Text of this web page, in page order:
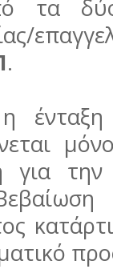
τα
.
η
για την